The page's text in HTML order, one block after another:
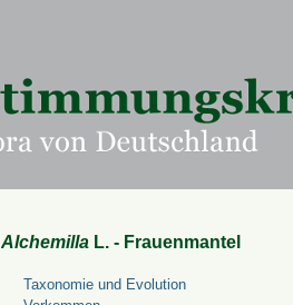
Alchemilla L. - Frauenmantel
Taxonomie und Evolution